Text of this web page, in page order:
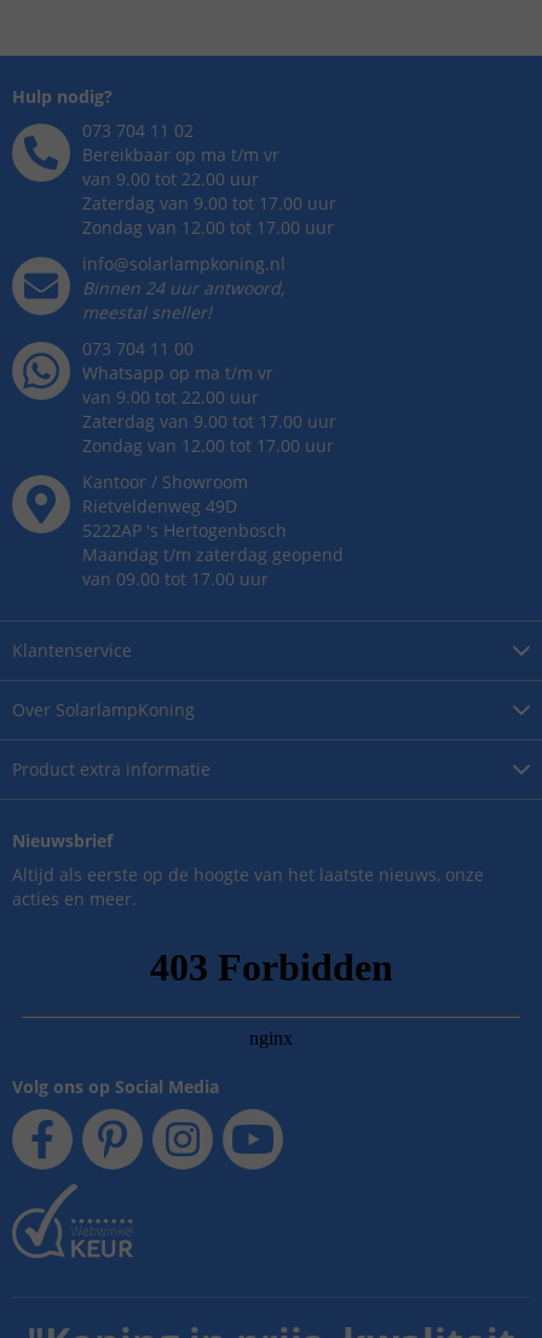
Over SolarlampKoning
Product extra informatie
Klantenservice
Hulp nodig?
073 704 11 02
Bereikbaar op ma t/m vr
van 9.00 tot 22.00 uur
Zaterdag van 9.00 tot 17.00 uur
Zondag van 12.00 tot 17.00 uur
info@solarlampkoning.nl
Binnen 24 uur antwoord,
meestal sneller!
073 704 11 00
Whatsapp op ma t/m vr
van 9.00 tot 22.00 uur
Zaterdag van 9.00 tot 17.00 uur
Zondag van 12.00 tot 17.00 uur
Kantoor / Showroom
Rietveldenweg 49D
5222AP 's Hertogenbosch
Maandag t/m zaterdag geopend
van 09.00 tot 17.00 uur
Nieuwsbrief
Altijd als eerste op de hoogte van het laatste nieuws, onze
acties en meer.
Volg ons op Social Media